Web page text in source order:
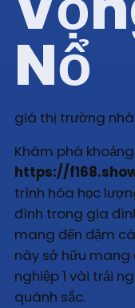
Nổ
giá thị trường
Khám phá
https://
trình hóa học
đình trong gia
mang đến đậm
này sở hữu
nghiệp 1 vài trải
quánh sắc.